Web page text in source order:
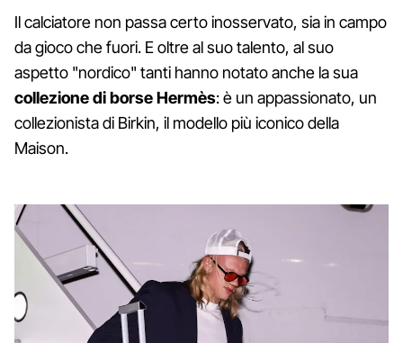
Il calciatore non passa certo inosservato, sia in campo
da gioco che fuori. E oltre al suo talento, al suo
aspetto "nordico" tanti hanno notato anche la sua
collezione di borse Hermès: è un appassionato, un
collezionista di Birkin, il modello più iconico della
Maison.